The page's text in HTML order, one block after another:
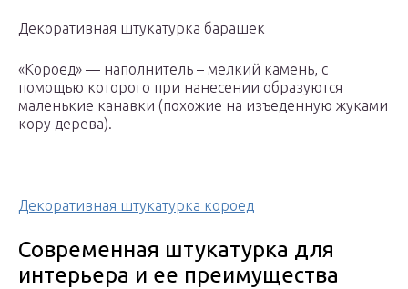
Декоративная штукатурка барашек
«Короед» — наполнитель – мелкий камень, с
помощью которого при нанесении образуются
маленькие канавки (похожие на изъеденную жуками
кору дерева).
Декоративная штукатурка короед
Современная штукатурка для
интерьера и ее преимущества